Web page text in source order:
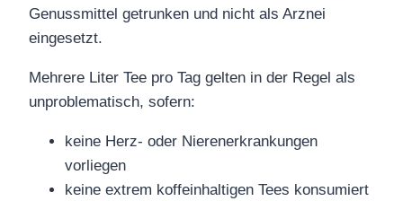
Genussmittel getrunken und nicht als Arznei
eingesetzt.
Mehrere Liter Tee pro Tag gelten in der Regel als
unproblematisch, sofern:
keine Herz- oder Nierenerkrankungen
vorliegen
keine extrem koffeinhaltigen Tees konsumiert